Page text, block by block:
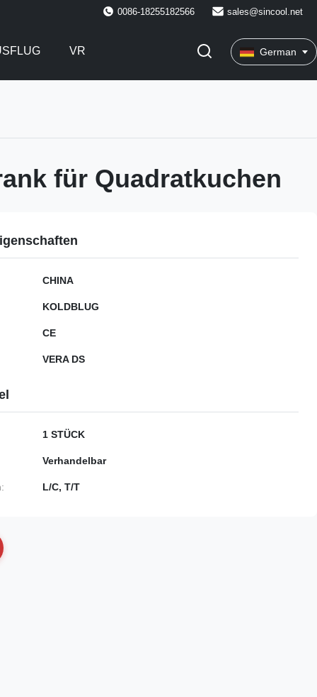
0086-18255182566 sales@sincool.net
VR German
für Quadratkuchen
CHINA
KOLDBLUG
CE
VERA DS
1 STÜCK
Verhandelbar
L/C, T/T